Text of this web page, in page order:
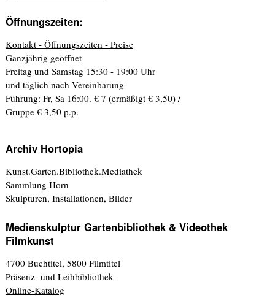
Öffnungszeiten:
Kontakt - Öffnungszeiten - Preise
Ganzjährig geöffnet
Freitag und Samstag 15:30 - 19:00 Uhr
und täglich nach Vereinbarung
Führung: Fr, Sa 16:00. € 7 (ermäßigt € 3,50) /
Gruppe € 3,50 p.p.
Archiv Hortopia
Kunst.Garten.Bibliothek.Mediathek
Sammlung Horn
Skulpturen, Installationen, Bilder
Medienskulptur Gartenbibliothek & Videothek
Filmkunst
4700 Buchtitel, 5800 Filmtitel
Präsenz- und Leihbibliothek
Online-Katalog